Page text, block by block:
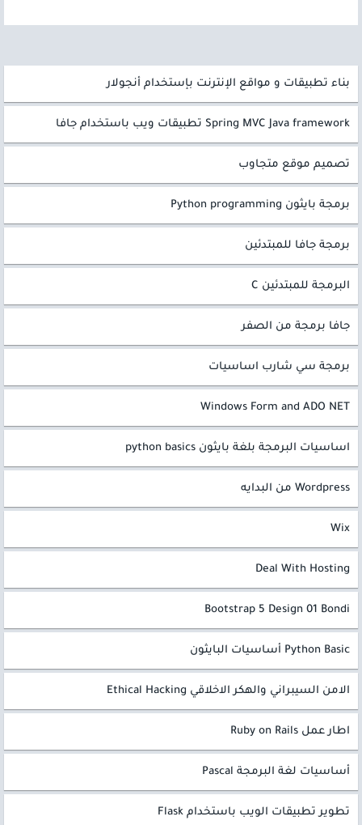
بناء تطبيقات و مواقع الإنترنت بإستخدام أنجولار
Spring MVC Java framework تطبيقات ويب باستخدام جافا
تصميم موقع متجاوب
برمجة بايثون Python programming
برمجة جافا للمبتدئين
البرمجة للمبتدئين C
جافا برمجة من الصفر
برمجة سي شارب اساسيات
Windows Form and ADO NET
اساسيات البرمجة بلغة بايثون python basics
Wordpress من البدايه
Wix
Deal With Hosting
Bootstrap 5 Design 01 Bondi
Python Basic أساسيات البايثون
الامن السيبراني والهكر الاخلاقي Ethical Hacking
اطار عمل Ruby on Rails
أساسيات لغة البرمجة Pascal
تطوير تطبيقات الويب باستخدام Flask